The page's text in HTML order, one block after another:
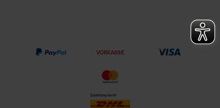
VORKASSE